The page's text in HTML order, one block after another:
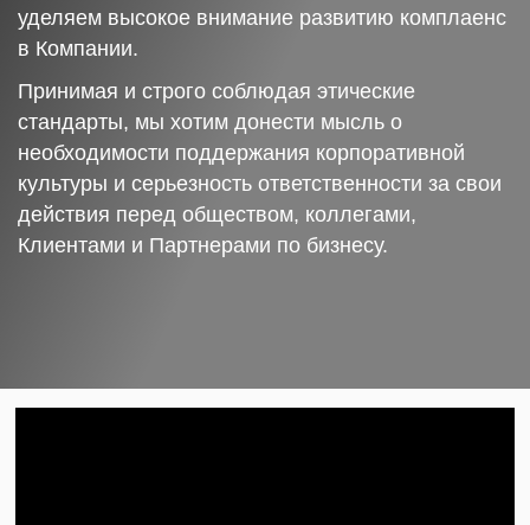
уделяем высокое внимание развитию комплаенс
в Компании.
Принимая и строго соблюдая этические
стандарты, мы хотим донести мысль о
необходимости поддержания корпоративной
культуры и серьезность ответственности за свои
действия перед обществом, коллегами,
Клиентами и Партнерами по бизнесу.